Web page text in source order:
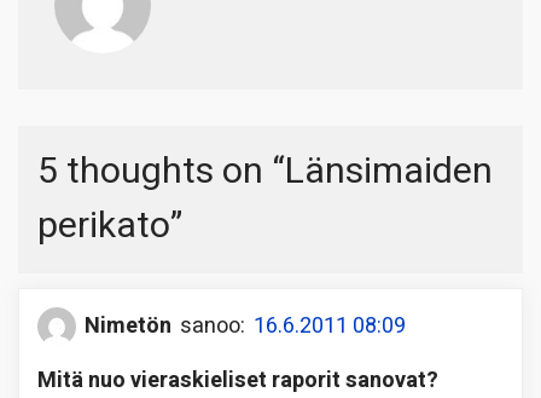
5 thoughts on “Länsimaiden
perikato”
Nimetön sanoo: 16.6.2011 08:09
Mitä nuo vieraskieliset raporit sanovat?